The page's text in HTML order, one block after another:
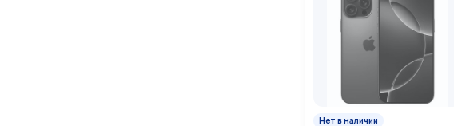
Нет в наличии